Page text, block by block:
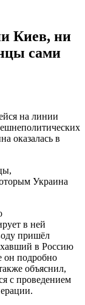
Киев, ни
сами
на линии
оказалась в
Украина
в ней
пришёл
в Россию
он подробно
объяснил,
с проведением